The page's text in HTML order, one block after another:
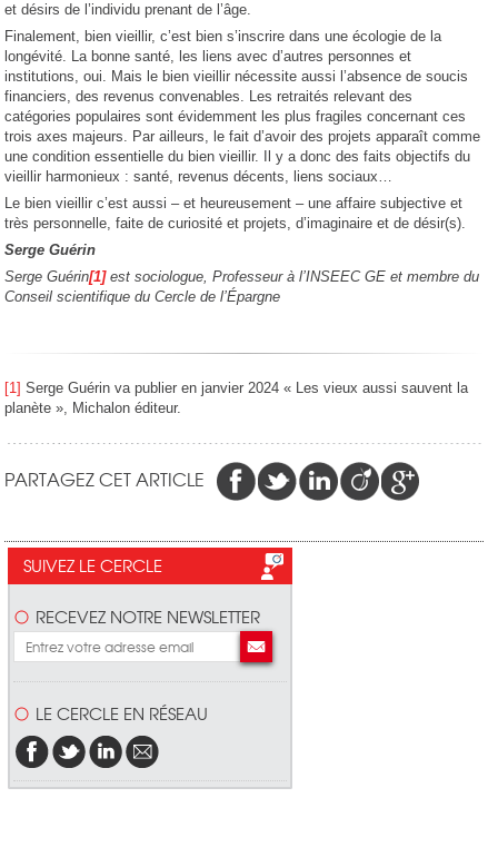
et désirs de l’individu prenant de l’âge.
Finalement, bien vieillir, c’est bien s’inscrire dans une écologie de la
longévité. La bonne santé, les liens avec d’autres personnes et
institutions, oui. Mais le bien vieillir nécessite aussi l’absence de soucis
financiers, des revenus convenables. Les retraités relevant des
catégories populaires sont évidemment les plus fragiles concernant ces
trois axes majeurs. Par ailleurs, le fait d’avoir des projets apparaît comme
une condition essentielle du bien vieillir. Il y a donc des faits objectifs du
vieillir harmonieux : santé, revenus décents, liens sociaux…
Le bien vieillir c’est aussi – et heureusement – une affaire subjective et
très personnelle, faite de curiosité et projets, d’imaginaire et de désir(s).
Serge Guérin
Serge Guérin[1]est sociologue, Professeur à l’INSEEC GE et membre du
Conseil scientifique du Cercle de l’Épargne
[1] Serge Guérin va publier en janvier 2024 « Les vieux aussi sauvent la
planète », Michalon éditeur.
PARTAGEZ CET ARTICLE
SUIVEZ LE CERCLE
RECEVEZ NOTRE NEWSLETTER
LE CERCLE EN RÉSEAU